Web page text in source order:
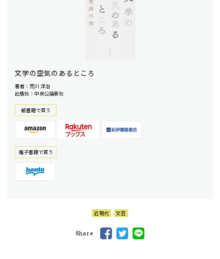
文学の空気のあるところ
著者：荒川 洋治
出版社：中央公論新社
紙書籍で買う
電⼦書籍で買う
近現代 文芸
Share